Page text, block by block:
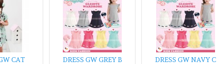
CAT
DRESS GW GREY B
DRESS GW NAVY C